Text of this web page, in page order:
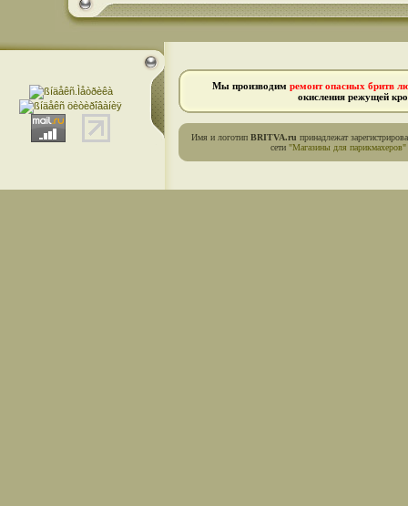
Мы производим ремонт опасных бритв
окисления режущей
Имя и логотип BRITVA.ru принадлежат
сети "Магазины для парикмахеров"